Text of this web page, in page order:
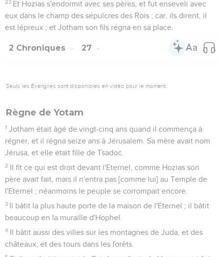
23 Et Hozias s'endormit avec ses pères, et fut enseveli avec
eux dans le champ des sépulcres des Rois ; car, ils dirent, il
est lépreux ; et Jotham son fils régna en sa place.
2 Chroniques 27
Seuls les Évangiles sont disponibles en vidéo pour le moment.
Règne de Yotam
1 Jotham était âgé de vingt-cinq ans quand il commença à
régner, et il régna seize ans à Jérusalem. Sa mère avait nom
Jérusa, et elle était fille de Tsadoc.
2 Il fit ce qui est droit devant l'Eternel, comme Hozias son
père avait fait, mais il n'entra pas [comme lui] au Temple de
l'Eternel ; néanmoins le peuple se corrompait encore.
3 Il bâtit la plus haute porte de la maison de l'Eternel ; il bâtit
beaucoup en la muraille d'Hophel.
4 Il bâtit aussi des villes sur les montagnes de Juda, et des
châteaux, et des tours dans les forêts.